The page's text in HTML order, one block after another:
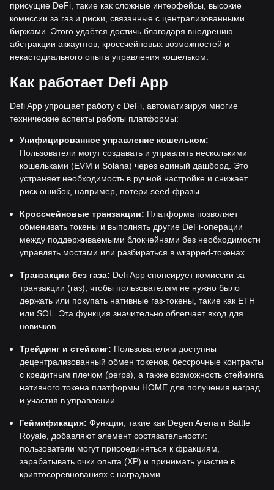
присущие DeFi, такие как сложные интерфейсы, высокие
комиссии за газ и риски, связанные с централизованными
биржами. Этого удаётся достичь благодаря внедрению
абстракции аккаунтов, кроссчейновых возможностей и
некастодиального опыта управления кошельком.
Как работает Defi App
Defi App упрощает работу с DeFi, автоматизируя многие
технические аспекты работы платформы:
Унифицированное управление кошельком:
Пользователи могут создавать и управлять несколькими
кошельками (EVM и Solana) через единый дашборд. Это
устраняет необходимость в ручной настройке и снижает
риск ошибок, например, потери seed-фразы.
Кроссчейновые транзакции: Платформа позволяет
обменивать токены и выполнять другие DeFi-операции
между поддерживаемыми блокчейнами без необходимости
управлять мостами или разбираться в wrapped-токенах.
Транзакции без газа: Defi App спонсирует комиссии за
транзакции (газ), чтобы пользователям не нужно было
держать или покупать нативные газ-токены, такие как ETH
или SOL. Эта функция значительно облегчает вход для
новичков.
Трейдинг и стейкинг: Пользователям доступны
децентрализованный обмен токенов, бессрочные контракты
с кредитным плечом (perps), а также возможность стейкинга
нативного токена платформы HOME для получения наград
и участия в управлении.
Геймификация: Функции, такие как Degen Arena и Battle
Royale, добавляют элемент состязательности:
пользователи могут присоединяться к фракциям,
зарабатывать очки опыта (XP) и принимать участие в
криптосоревнованиях с наградами.